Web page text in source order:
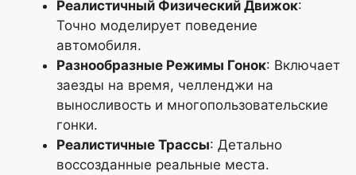
Реалистичный Физический Движок:
Точно моделирует поведение
автомобиля.
Разнообразные Режимы Гонок: Включает
заезды на время, челленджи на
выносливость и многопользовательские
гонки.
Реалистичные Трассы: Детально
воссозданные реальные места.